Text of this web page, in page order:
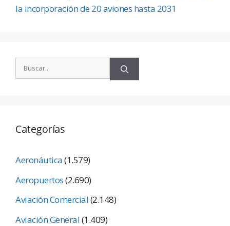
la incorporación de 20 aviones hasta 2031
Categorías
Aeronáutica(1.579)
Aeropuertos(2.690)
Aviación Comercial(2.148)
Aviación General(1.409)